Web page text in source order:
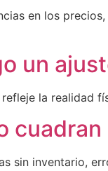
en los
un
la realidad
sin inventario,